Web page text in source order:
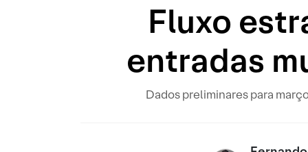
Fluxo
entradas
Dados preliminares para